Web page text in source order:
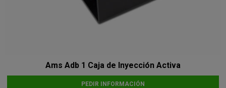
Ams Adb 1 Caja de Inyección Activa
PEDIR INFORMACIÓN